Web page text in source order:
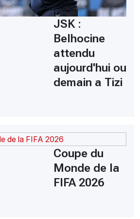
JSK :
Belhocine
attendu
aujourd'hui ou
demain a Tizi
Coupe du
Monde de la
FIFA 2026